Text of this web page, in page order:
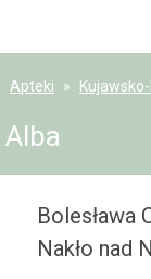
Apteki
Alba
Bolesława
Nakło nad